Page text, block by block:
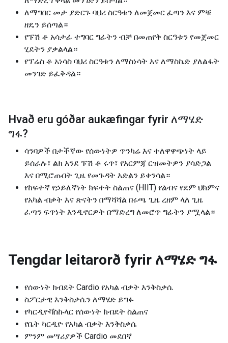
ለማግበር መታ ያድርጉ ባህሪ ስርዓቱን ለመጀመር ፈጣን እና ምቹ
ዘዴን ይሰጣል።
የፑሽ ቶ አሳታፊ ተግባር ግፊትን ብቻ በመጠየቅ ስርዓቱን የመጀመር
ሂደትን ያቃልላል።
የፕሬስ ቶ አነሳስ ባህሪ ስርዓቱን ለማስነሳት እና ለማስኬድ ያለልፋት
መንገድ ይፈቅዳል።
Hvað eru góðar aukæfingar fyrir ለማሄድ
ግፋ?
ሳንባዎች በታችኛው የሰውነትዎ ጥንካሬ እና ተለዋዋጭነት ላይ
ይሰራሉ፣ ልክ እንደ ፑሽ ቶ ሩጥ፣ የእርምጃ ርዝመትዎን ያሳድጋል
እና በሚሮጡበት ጊዜ የመጉዳት እድልን ይቀንሳል።
የከፍተኛ የኃይለኛነት ክፍተት ስልጠና (HIIT) የልብና የደም ህክምና
የአካል ብቃት እና ጽናትን በማሻሻል በሩጫ ጊዜ ረዘም ላለ ጊዜ
ፈጣን ፍጥነት እንዲኖርዎት በማድረግ ለመሮጥ ግፊትን ያሟላል።
Tengdar leitarorð fyrir ለማሄድ ግፋ
የሰውነት ክብደት Cardio የአካል ብቃት እንቅስቃሴ
ስፖርታዊ እንቅስቃሴን ለማሄድ ይግፉ
የካርዲዮቫስኩላር የሰውነት ክብደት ስልጠና
የቤት ካርዲዮ የአካል ብቃት እንቅስቃሴ
ምንም መሣሪያዎች Cardio መደበኛ